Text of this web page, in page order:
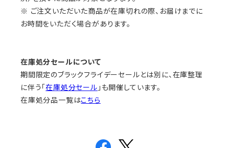
※ ご注文いただいた商品が在庫切れの際、お届けまでに
お時間をいただく場合があります。
在庫処分セールについて
期間限定のブラックフライデーセールとは別に、在庫整理
に伴う「在庫処分セール 」も開催しています。
在庫処分品一覧はこちら